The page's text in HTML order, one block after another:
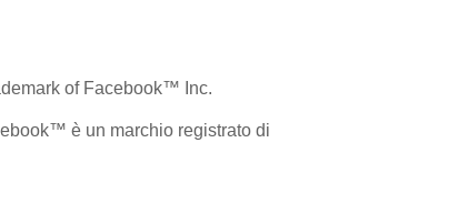
of Facebook™ Inc.
è un marchio registrato di